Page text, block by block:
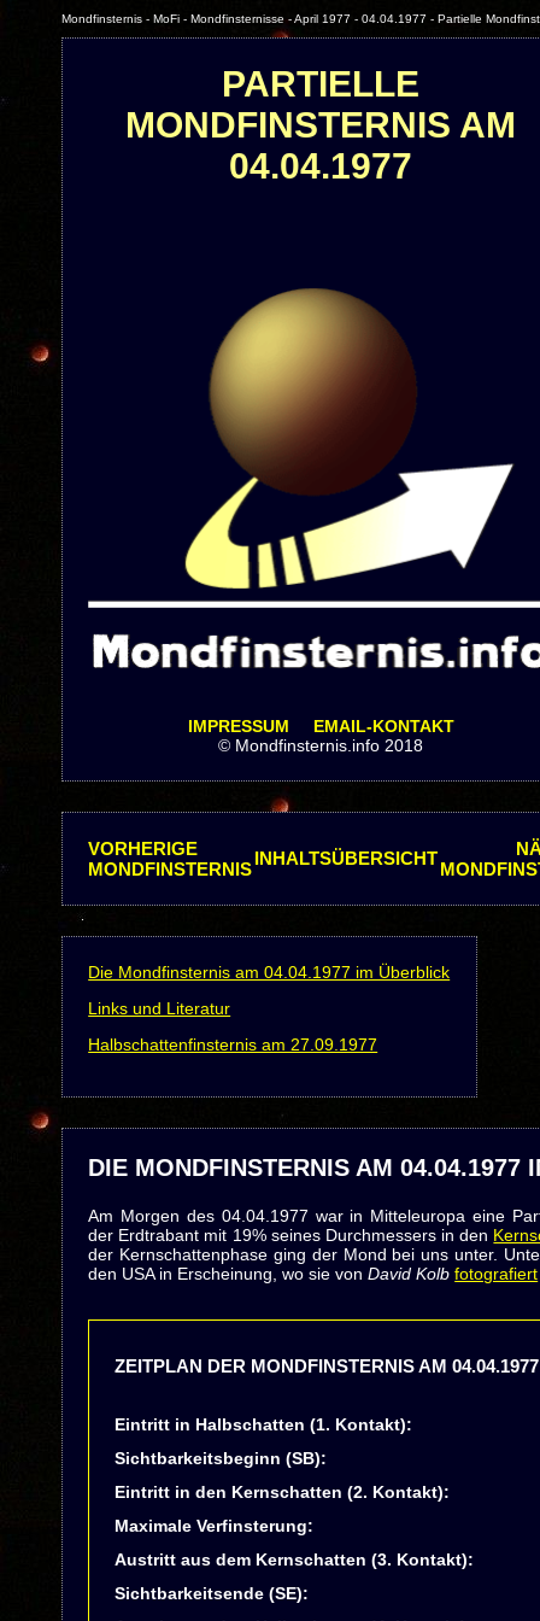
Mondfinsternis - MoFi - Mondfinsternisse - April 1977 - 04.04.1977 - Partielle
PARTIELLE
MONDFINSTERNIS AM
04.04.1977
IMPRESSUM
EMAIL-KONTAKT
© Mondfinsternis.info 2018
VORHERIGE
MONDFINSTERNIS
INHALTSÜBERSICHT
Die Mondfinsternis am 04.04.1977 im Überblick
Links und Literatur
Halbschattenfinsternis am 27.09.1977
DIE MONDFINSTERNIS AM 04.04.1977
Am Morgen des 04.04.1977 war in Mitteleuropa eine
der Erdtrabant mit 19% seines Durchmessers in den
der Kernschattenphase ging der Mond bei uns unter.
den USA in Erscheinung, wo sie vonDavid Kolb fotografiert
ZEITPLAN DER MONDFINSTERNIS AM 04.04.1977
Eintritt in Halbschatten (1. Kontakt):
Sichtbarkeitsbeginn (SB):
Eintritt in den Kernschatten (2. Kontakt):
Maximale Verfinsterung:
Austritt aus dem Kernschatten (3. Kontakt):
Sichtbarkeitsende (SE):